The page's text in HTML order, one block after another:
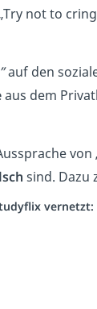
not to
auf den
aus dem
von
sind. Dazu
vernetzt: